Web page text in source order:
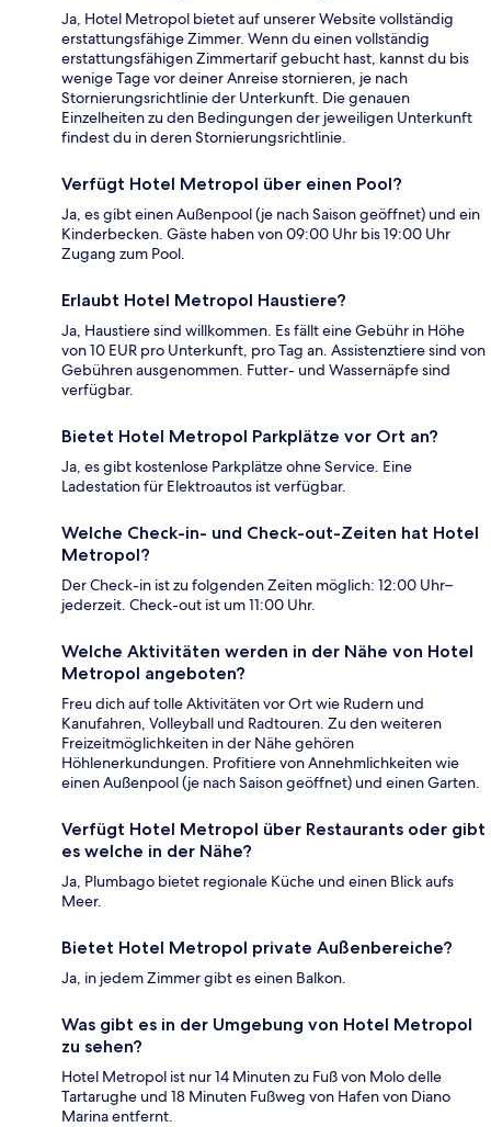
Ja, Hotel Metropol bietet auf unserer Website vollständig
erstattungsfähige Zimmer. Wenn du einen vollständig
erstattungsfähigen Zimmertarif gebucht hast, kannst du bis
wenige Tage vor deiner Anreise stornieren, je nach
Stornierungsrichtlinie der Unterkunft. Die genauen
Einzelheiten zu den Bedingungen der jeweiligen Unterkunft
findest du in deren Stornierungsrichtlinie.
Verfügt Hotel Metropol über einen Pool?
Ja, es gibt einen Außenpool (je nach Saison geöffnet) und ein
Kinderbecken. Gäste haben von 09:00 Uhr bis 19:00 Uhr
Zugang zum Pool.
Erlaubt Hotel Metropol Haustiere?
Ja, Haustiere sind willkommen. Es fällt eine Gebühr in Höhe
von 10 EUR pro Unterkunft, pro Tag an. Assistenztiere sind von
Gebühren ausgenommen. Futter- und Wassernäpfe sind
verfügbar.
Bietet Hotel Metropol Parkplätze vor Ort an?
Ja, es gibt kostenlose Parkplätze ohne Service. Eine
Ladestation für Elektroautos ist verfügbar.
Welche Check-in- und Check-out-Zeiten hat Hotel
Metropol?
Der Check-in ist zu folgenden Zeiten möglich: 12:00 Uhr–
jederzeit. Check-out ist um 11:00 Uhr.
Welche Aktivitäten werden in der Nähe von Hotel
Metropol angeboten?
Freu dich auf tolle Aktivitäten vor Ort wie Rudern und
Kanufahren, Volleyball und Radtouren. Zu den weiteren
Freizeitmöglichkeiten in der Nähe gehören
Höhlenerkundungen. Profitiere von Annehmlichkeiten wie
einen Außenpool (je nach Saison geöffnet) und einen Garten.
Verfügt Hotel Metropol über Restaurants oder gibt
es welche in der Nähe?
Ja, Plumbago bietet regionale Küche und einen Blick aufs
Meer.
Bietet Hotel Metropol private Außenbereiche?
Ja, in jedem Zimmer gibt es einen Balkon.
Was gibt es in der Umgebung von Hotel Metropol
zu sehen?
Hotel Metropol ist nur 14 Minuten zu Fuß von Molo delle
Tartarughe und 18 Minuten Fußweg von Hafen von Diano
Marina entfernt.